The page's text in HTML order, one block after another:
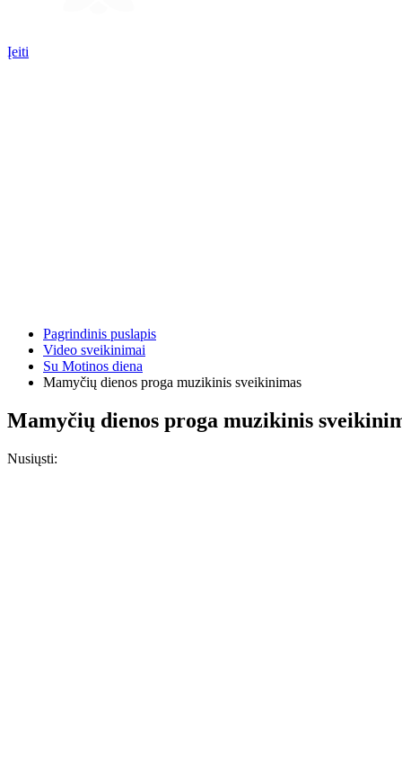
Įeiti
Pagrindinis puslapis
Video sveikinimai
Su Motinos diena
Mamyčių dienos proga muzikinis sveikinimas
Mamyčių dienos proga muzikinis
Nusiųsti: